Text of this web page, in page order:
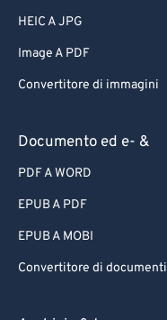
HEIC A JPG
Image A PDF
Convertitore di immagini
Documento ed e- &
PDF A WORD
EPUB A PDF
EPUB A MOBI
Convertitore di documenti